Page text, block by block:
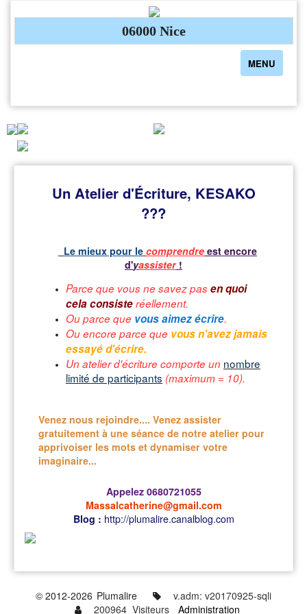
06000 Nice
Toggle
navigation
MENU
Un Atelier d'Écriture, KESAKO
???
Le mieux pour le comprendre est encore
d'yassister!
Parce que vous ne savez pas en quoi
cela consisteréellement.
Ou parce que vous aimez écrire.
Ou encore parce que vous n'avez jamais
essayé d'écrire.
Un atelier d'écriture comporte un nombre
limité de participants (maximum = 10).
Venez nous rejoindre.... Venez assister
gratuitement à une séance de notre atelier pour
apprivoiser les mots et dynamiser votre
imaginaire...
Appelez 0680721055
Massalcatherine@gmail.com
Blog : http://plumalire.canalblog.com
© 2012-2026 Plumalire
v.adm: v20170925-sqli
200964 Visiteurs
Administration